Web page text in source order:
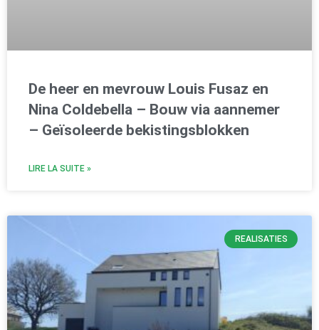
De heer en mevrouw Louis Fusaz en
Nina Coldebella – Bouw via aannemer
– Geïsoleerde bekistingsblokken
LIRE LA SUITE »
REALISATIES